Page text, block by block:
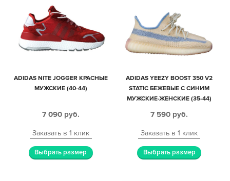
ADIDAS NITE JOGGER КРАСНЫЕ
МУЖСКИЕ (40-44)
7 090 руб.
Заказать в 1 клик
Выбрать размер
ADIDAS YEEZY BOOST 350 V2
STATIC БЕЖЕВЫЕ С СИНИМ
МУЖСКИЕ-ЖЕНСКИЕ (35-44)
7 590 руб.
Заказать в 1 клик
Выбрать размер